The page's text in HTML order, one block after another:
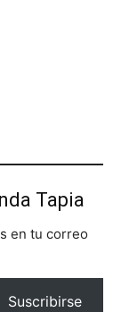
Tapia
en tu correo
Suscribirse